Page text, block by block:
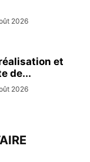
2026
et
de...
2026